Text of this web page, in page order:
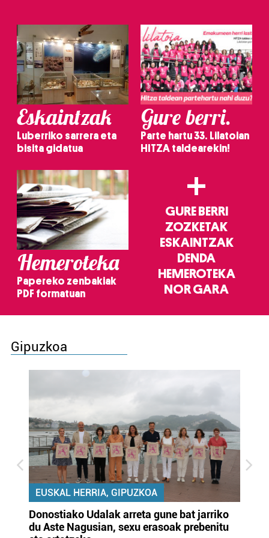
Eskaintzak
Luberriko sarrera eta
bisita gidatua
Gure berri.
Parte hartu 33. Lilatoian
HITZA taldearekin!
Hemeroteka
Papereko zenbakiak
PDF formatuan
+
GURE BERRI
ZOZKETAK
ESKAINTZAK
DENDA
HEMEROTEKA
NOR GARA
Gipuzkoa
EUSKAL HERRIA, GIPUZKOA
Donostiako Udalak arreta gune bat jarriko
du Aste Nagusian, sexu erasoak prebenitu